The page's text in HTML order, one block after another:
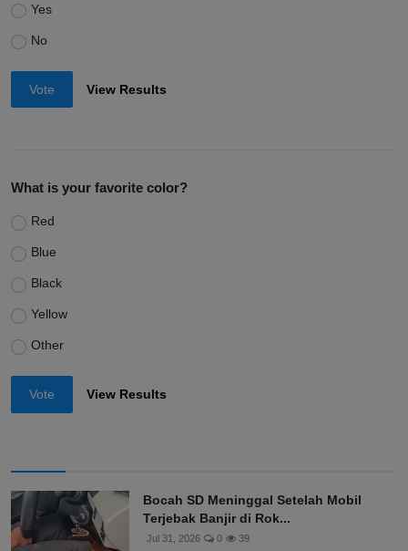
Yes
No
Vote View Results
What is your favorite color?
Red
Blue
Black
Yellow
Other
Vote View Results
Bocah SD Meninggal Setelah Mobil
Terjebak Banjir di Rok...
Jul 31, 2026 0 39